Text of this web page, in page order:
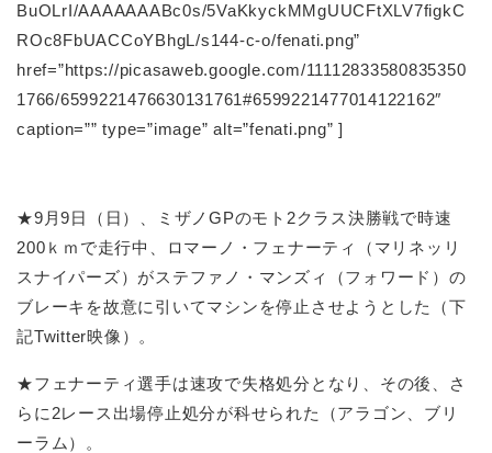
BuOLrI/AAAAAAABc0s/5VaKkyckMMgUUCFtXLV7figkC
ROc8FbUACCoYBhgL/s144-c-o/fenati.png”
href=”https://picasaweb.google.com/11112833580835350
1766/6599221476630131761#6599221477014122162″
caption=”” type=”image” alt=”fenati.png” ]
★9月9日（日）、ミザノGPのモト2クラス決勝戦で時速
200ｋｍで走行中、ロマーノ・フェナーティ（マリネッリ
スナイパーズ）がステファノ・マンズィ（フォワード）の
ブレーキを故意に引いてマシンを停止させようとした（下
記Twitter映像）。
★フェナーティ選手は速攻で失格処分となり、その後、さ
らに2レース出場停止処分が科せられた（アラゴン、ブリ
ーラム）。